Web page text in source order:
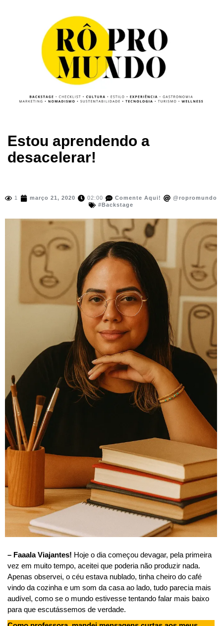
Estou aprendendo a
desacelerar!
1 março 21, 2020 02:00 Comente Aqui!
@ropromundo
#Backstage
– Faaala Viajantes! Hoje o dia começou devagar, pela primeira
vez em muito tempo, aceitei que poderia não produzir nada.
Apenas observei, o céu estava nublado, tinha cheiro do café
vindo da cozinha e um som da casa ao lado, tudo parecia mais
audível, como se o mundo estivesse tentando falar mais baixo
para que escutássemos de verdade.